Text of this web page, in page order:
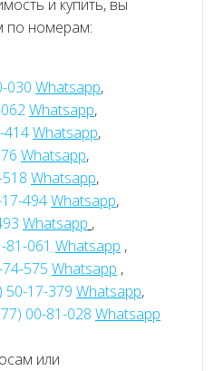
и купить, вы
по номерам:
030 Whatsapp,
Whatsapp,
414Whatsapp,
Whatsapp,
Whatsapp,
494Whatsapp,
Whatsapp ,
81-061 Whatsapp ,
575 Whatsapp ,
50-17-379 Whatsapp,
00-81-028 Whatsapp
или